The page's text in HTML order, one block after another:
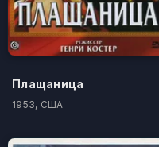
Плащаница
1953, США